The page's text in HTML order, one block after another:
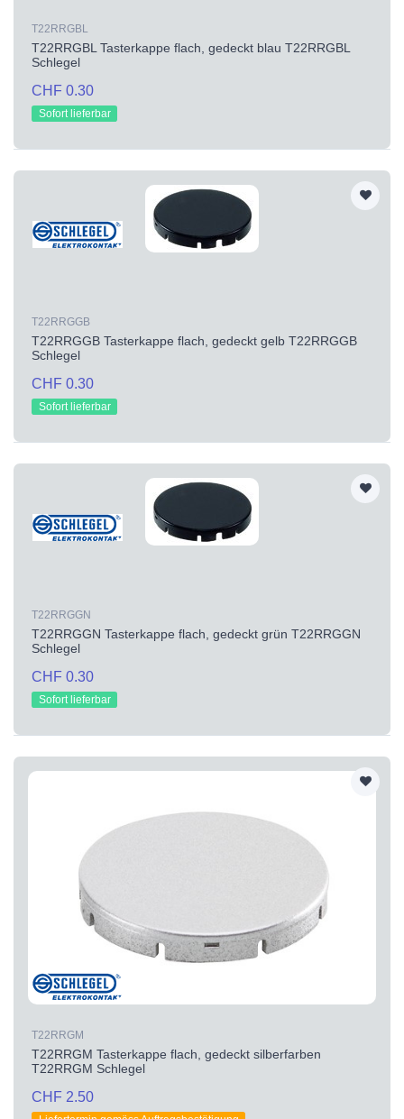
T22RRGBL
T22RRGBL Tasterkappe flach, gedeckt blau T22RRGBL
Schlegel
CHF 0.30
Sofort lieferbar
T22RRGGB
T22RRGGB Tasterkappe flach, gedeckt gelb T22RRGGB
Schlegel
CHF 0.30
Sofort lieferbar
T22RRGGN
T22RRGGN Tasterkappe flach, gedeckt grün T22RRGGN
Schlegel
CHF 0.30
Sofort lieferbar
T22RRGM
T22RRGM Tasterkappe flach, gedeckt silberfarben
T22RRGM Schlegel
CHF 2.50